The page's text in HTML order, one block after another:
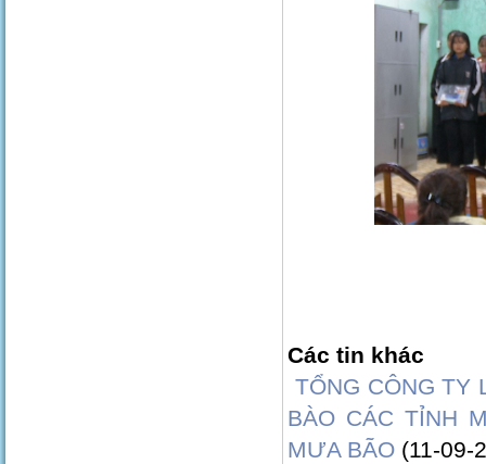
Các tin khác
TỔNG CÔNG TY
BÀO CÁC TỈNH
MƯA BÃO (11-09-